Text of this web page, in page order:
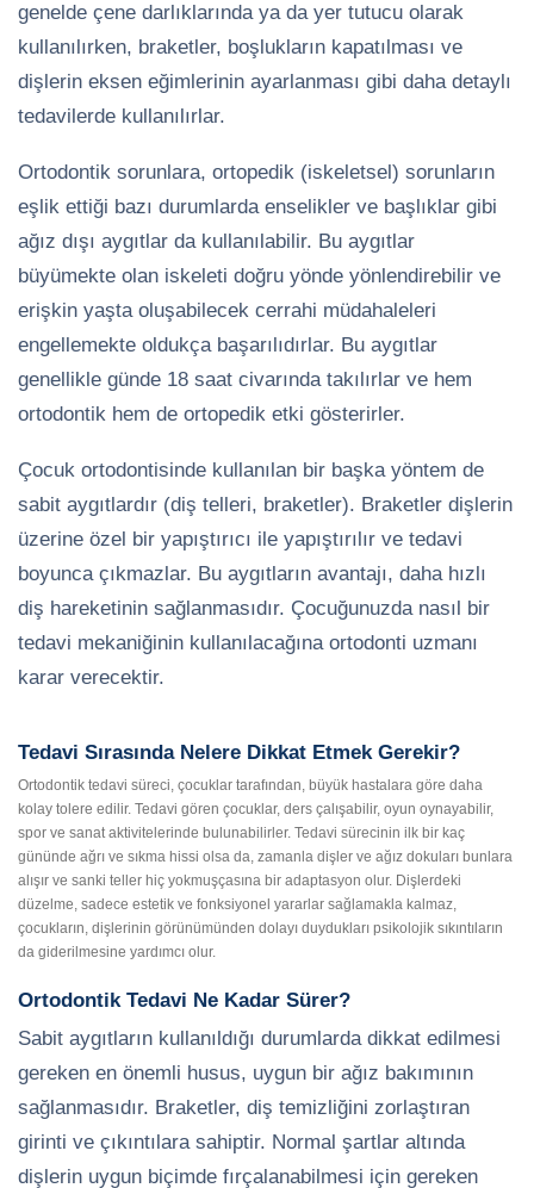
genelde çene darlıklarında ya da yer tutucu olarak
kullanılırken, braketler, boşlukların kapatılması ve
dişlerin eksen eğimlerinin ayarlanması gibi daha detaylı
tedavilerde kullanılırlar.
Ortodontik sorunlara, ortopedik (iskeletsel) sorunların
eşlik ettiği bazı durumlarda enselikler ve başlıklar gibi
ağız dışı aygıtlar da kullanılabilir. Bu aygıtlar
büyümekte olan iskeleti doğru yönde yönlendirebilir ve
erişkin yaşta oluşabilecek cerrahi müdahaleleri
engellemekte oldukça başarılıdırlar. Bu aygıtlar
genellikle günde 18 saat civarında takılırlar ve hem
ortodontik hem de ortopedik etki gösterirler.
Çocuk ortodontisinde kullanılan bir başka yöntem de
sabit aygıtlardır (diş telleri, braketler). Braketler dişlerin
üzerine özel bir yapıştırıcı ile yapıştırılır ve tedavi
boyunca çıkmazlar. Bu aygıtların avantajı, daha hızlı
diş hareketinin sağlanmasıdır. Çocuğunuzda nasıl bir
tedavi mekaniğinin kullanılacağına ortodonti uzmanı
karar verecektir.
Tedavi Sırasında Nelere Dikkat Etmek Gerekir?
Ortodontik tedavi süreci, çocuklar tarafından, büyük hastalara göre daha
kolay tolere edilir. Tedavi gören çocuklar, ders çalışabilir, oyun oynayabilir,
spor ve sanat aktivitelerinde bulunabilirler. Tedavi sürecinin ilk bir kaç
gününde ağrı ve sıkma hissi olsa da, zamanla dişler ve ağız dokuları bunlara
alışır ve sanki teller hiç yokmuşçasına bir adaptasyon olur. Dişlerdeki
düzelme, sadece estetik ve fonksiyonel yararlar sağlamakla kalmaz,
çocukların, dişlerinin görünümünden dolayı duydukları psikolojik sıkıntıların
da giderilmesine yardımcı olur.
Ortodontik Tedavi Ne Kadar Sürer?
Sabit aygıtların kullanıldığı durumlarda dikkat edilmesi
gereken en önemli husus, uygun bir ağız bakımının
sağlanmasıdır. Braketler, diş temizliğini zorlaştıran
girinti ve çıkıntılara sahiptir. Normal şartlar altında
dişlerin uygun biçimde fırçalanabilmesi için gereken